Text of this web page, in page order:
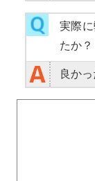
実際
たか？
良かっ